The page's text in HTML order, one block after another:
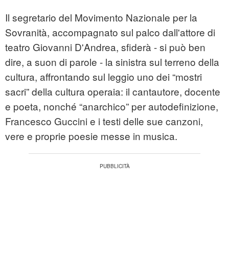
Il segretario del Movimento Nazionale per la
Sovranità, accompagnato sul palco dall'attore di
teatro Giovanni D'Andrea, sfiderà - si può ben
dire, a suon di parole - la sinistra sul terreno della
cultura, affrontando sul leggio uno dei “mostri
sacri” della cultura operaia: il cantautore, docente
e poeta, nonché “anarchico” per autodefinizione,
Francesco Guccini e i testi delle sue canzoni,
vere e proprie poesie messe in musica.